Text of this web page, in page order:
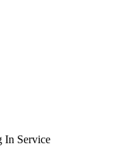
In Service